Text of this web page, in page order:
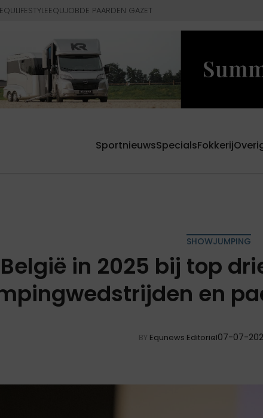
EQULIFESTYLEEQUJOBDE PAARDEN GAZET
SportnieuwsSpecialsFokkerij
SHOWJUMPING
België in 2025 bij top
en
BY Equnews Editorial07-07-